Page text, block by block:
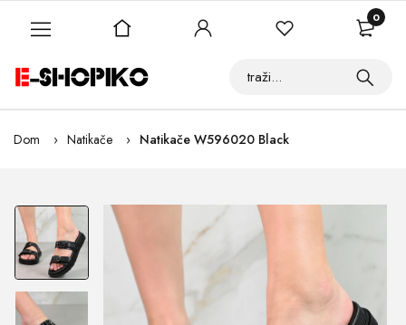
Dom Natikače Natikače W596020 Black
0